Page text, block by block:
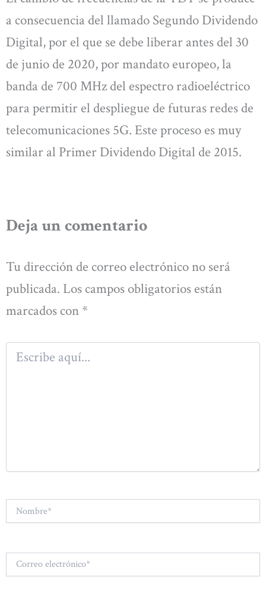
a consecuencia del llamado Segundo Dividendo
Digital, por el que se debe liberar antes del 30
de junio de 2020, por mandato europeo, la
banda de 700 MHz del espectro radioeléctrico
para permitir el despliegue de futuras redes de
telecomunicaciones 5G. Este proceso es muy
similar al Primer Dividendo Digital de 2015.
Deja un comentario
Tu dirección de correo electrónico no será
publicada. Los campos obligatorios están
marcados con *
Escribe
aquí...
Correo
electrónico*